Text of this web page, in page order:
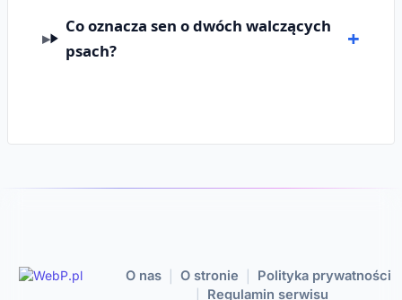
Co oznacza sen o dwóch walczących
psach?
O nas O stronie Polityka prywatności
Regulamin serwisu